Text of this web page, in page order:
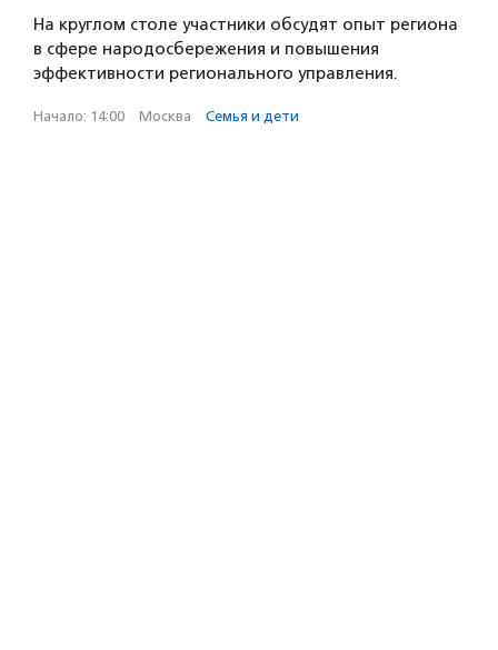
На круглом столе участники обсудят опыт региона
в сфере народосбережения и повышения
эффективности регионального управления.
Начало: 14:00 · Москва · Семья и дети